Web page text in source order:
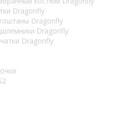
Dragonfly
Dragonfly
Dragonfly
Dragonfly